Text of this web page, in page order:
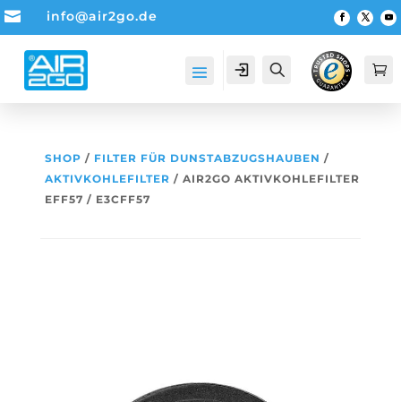
 info@air2go.de
Account Suche 
SHOP / FILTER FÜR DUNSTABZUGSHAUBEN /
AKTIVKOHLEFILTER / AIR2GO AKTIVKOHLEFILTER
EFF57 / E3CFF57